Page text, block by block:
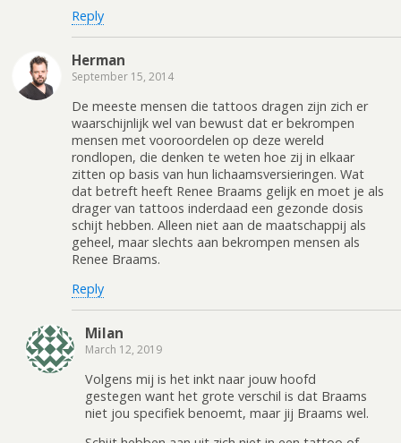
Reply
Herman
September 15, 2014
De meeste mensen die tattoos dragen zijn zich er
waarschijnlijk wel van bewust dat er bekrompen
mensen met vooroordelen op deze wereld
rondlopen, die denken te weten hoe zij in elkaar
zitten op basis van hun lichaamsversieringen. Wat
dat betreft heeft Renee Braams gelijk en moet je als
drager van tattoos inderdaad een gezonde dosis
schijt hebben. Alleen niet aan de maatschappij als
geheel, maar slechts aan bekrompen mensen als
Renee Braams.
Reply
Milan
March 12, 2019
Volgens mij is het inkt naar jouw hoofd
gestegen want het grote verschil is dat Braams
niet jou specifiek benoemt, maar jij Braams wel.